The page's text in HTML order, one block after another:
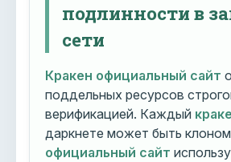
подлинности в
сети
Кракен официальный сайт
поддельных ресурсов
верификацией. Каждый
даркнете может быть
официальный сайт